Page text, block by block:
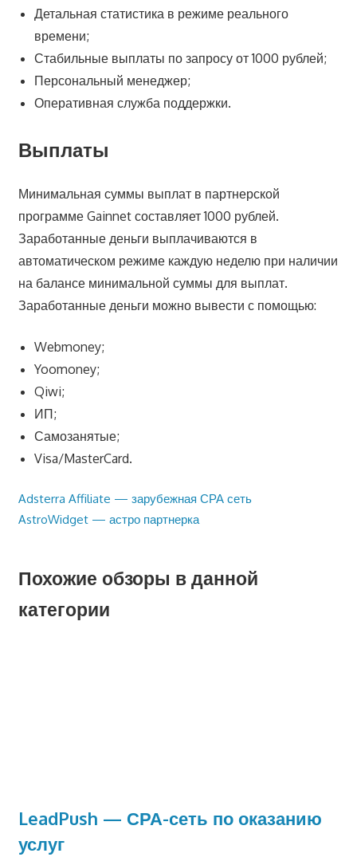
Детальная статистика в режиме реального
времени;
Стабильные выплаты по запросу от 1000 рублей;
Персональный менеджер;
Оперативная служба поддержки.
Выплаты
Минимальная суммы выплат в партнерской
программе Gainnet составляет 1000 рублей.
Заработанные деньги выплачиваются в
автоматическом режиме каждую неделю при наличии
на балансе минимальной суммы для выплат.
Заработанные деньги можно вывести с помощью:
Webmoney;
Yoomoney;
Qiwi;
ИП;
Самозанятые;
Visa/MasterCard.
Навигация
Предыдущая
запись:
Adsterra Affiliate — зарубежная СРА сеть
Следующая
AstroWidget — астро партнерка
Похожие обзоры в данной
категории
LeadPush — СРА-сеть по оказанию
услуг